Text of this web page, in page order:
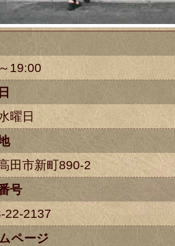
19:00
曜日
田市新町890-2
号
22-2137
ページ